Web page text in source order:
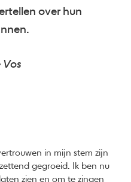
over hun
in mijn stem zijn
gegroeid. Ik ben nu
zien en om te zingen